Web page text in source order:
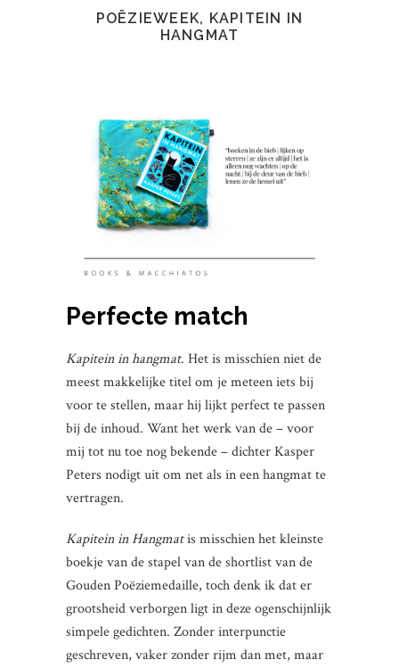
POËZIEWEEK, KAPITEIN IN
HANGMAT
Perfecte match
Kapitein in hangmat. Het is misschien niet de
meest makkelijke titel om je meteen iets bij
voor te stellen, maar hij lijkt perfect te passen
bij de inhoud. Want het werk van de – voor
mij tot nu toe nog bekende – dichter Kasper
Peters nodigt uit om net als in een hangmat te
vertragen.
Kapitein in Hangmatis misschien het kleinste
boekje van de stapel van de shortlist van de
Gouden Poëziemedaille, toch denk ik dat er
grootsheid verborgen ligt in deze ogenschijnlijk
simpele gedichten. Zonder interpunctie
geschreven, vaker zonder rijm dan met, maar